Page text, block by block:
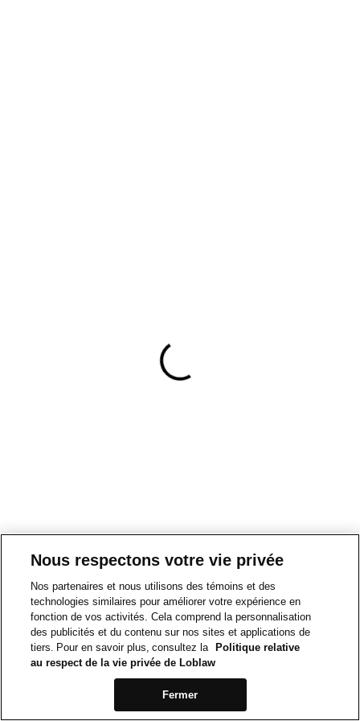
Nous respectons votre vie privée
Nos partenaires et nous utilisons des témoins et des
technologies similaires pour améliorer votre expérience en
fonction de vos activités. Cela comprend la personnalisation
des publicités et du contenu sur nos sites et applications de
tiers. Pour en savoir plus, consultez la
Politique relative
au respect de la vie privée de Loblaw
Fermer